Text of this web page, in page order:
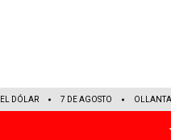
DÓLAR 7 DE AGOSTO